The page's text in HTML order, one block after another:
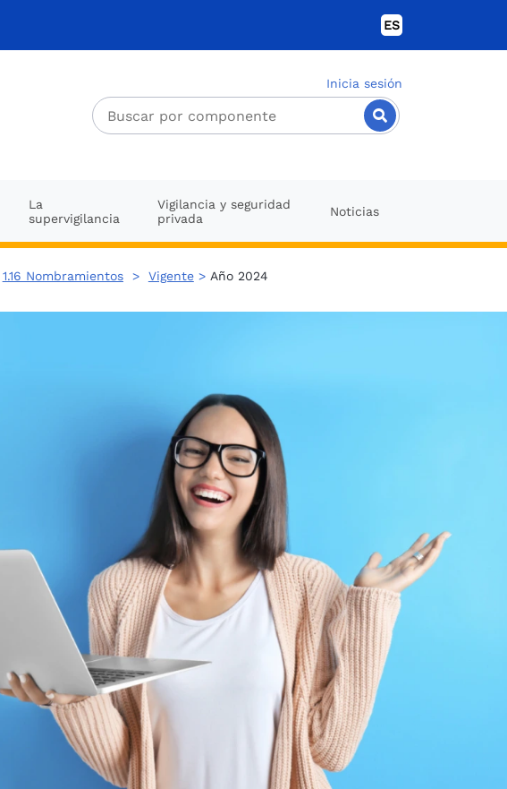
ES
Inicia sesión
La
supervigilancia
Vigilancia y seguridad
privada
Noticias
1.16 Nombramientos> Vigente> Año 2024